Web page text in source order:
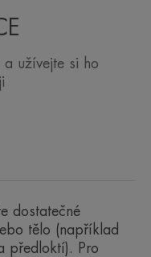
venkovních
filtrů, vysoce
buňky před
a užívejte si ho
dostatečné
tělo (například
předloktí). Pro